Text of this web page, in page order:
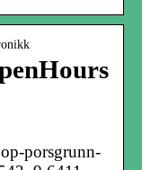
porsgrunn-